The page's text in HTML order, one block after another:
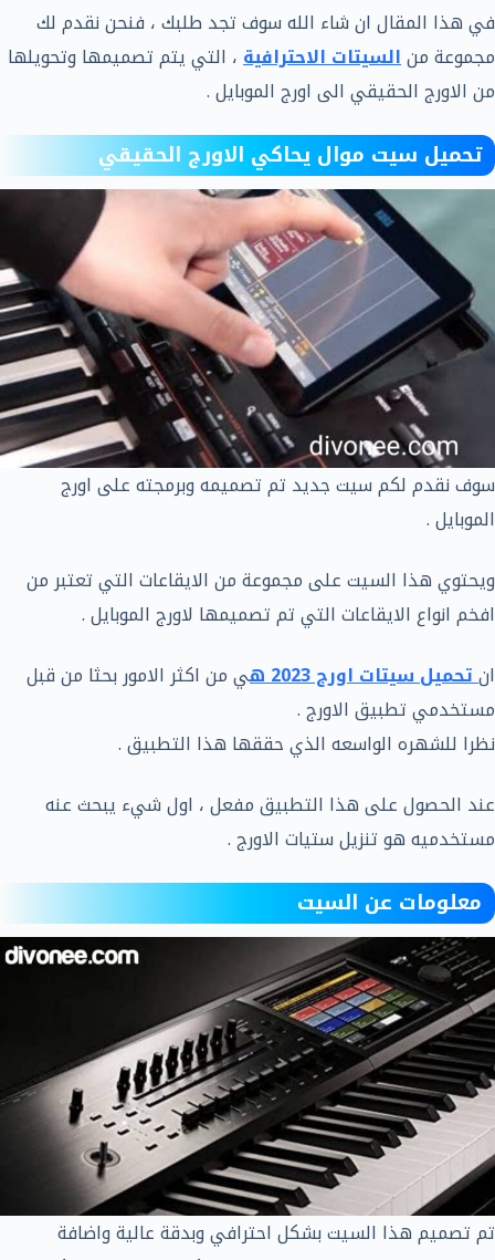
في هذا المقال ان شاء الله سوف تجد طلبك ، فنحن نقدم لك
مجموعة منالسيتات الاحترافية، التي يتم تصميمها وتحويلها
من الاورج الحقيقي الى اورج الموبايل .
تحميل سيت موال يحاكي الاورج الحقيقي
سوف نقدم لكم سيت جديد تم تصميمه وبرمجته على اورج
الموبايل .
ويحتوي هذا السيت على مجموعة من الايقاعات التي تعتبر من
افخم انواع الايقاعات التي تم تصميمها لاورج الموبايل .
انتحميل سيتات اورج 2023 ه
ي من اكثر الامور بحثا من قبل
مستخدمي تطبيق الاورج .
نظرا للشهره الواسعه الذي حققها هذا التطبيق .
عند الحصول على هذا التطبيق مفعل ، اول شيء يبحث عنه
مستخدميه هو تنزيل ستيات الاورج .
معلومات عن السيت
تم تصميم هذا السيت بشكل احترافي وبدقة عالية واضافة